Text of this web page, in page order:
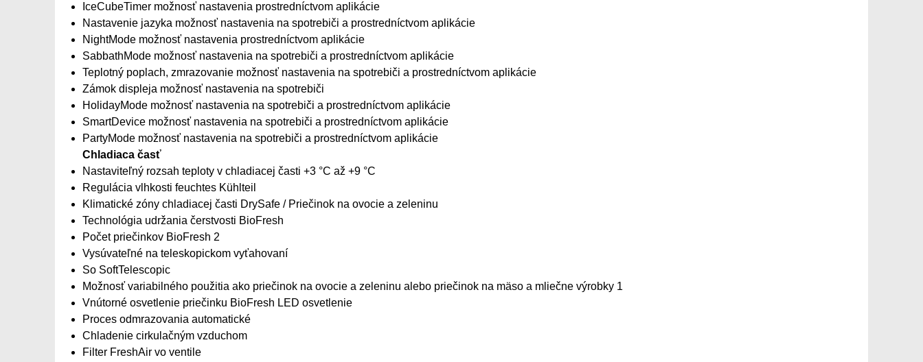
IceCubeTimer možnosť nastavenia prostredníctvom aplikácie
Nastavenie jazyka možnosť nastavenia na spotrebiči a prostredníctvom aplikácie
NightMode možnosť nastavenia prostredníctvom aplikácie
SabbathMode možnosť nastavenia na spotrebiči a prostredníctvom aplikácie
Teplotný poplach, zmrazovanie možnosť nastavenia na spotrebiči a prostredníctvom aplikácie
Zámok displeja možnosť nastavenia na spotrebiči
HolidayMode možnosť nastavenia na spotrebiči a prostredníctvom aplikácie
SmartDevice možnosť nastavenia na spotrebiči a prostredníctvom aplikácie
PartyMode možnosť nastavenia na spotrebiči a prostredníctvom aplikácie
Chladiaca časť
Nastaviteľný rozsah teploty v chladiacej časti +3 °C až +9 °C
Regulácia vlhkosti feuchtes Kühlteil
Klimatické zóny chladiacej časti DrySafe / Priečinok na ovocie a zeleninu
Technológia udržania čerstvosti BioFresh
Počet priečinkov BioFresh 2
Vysúvateľné na teleskopickom vyťahovaní
So SoftTelescopic
Možnosť variabilného použitia ako priečinok na ovocie a zeleninu alebo priečinok na mäso a mliečne výrobky 1
Vnútorné osvetlenie priečinku BioFresh LED osvetlenie
Proces odmrazovania automatické
Chladenie cirkulačným vzduchom
Filter FreshAir vo ventile